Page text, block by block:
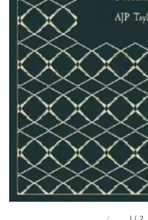
1 / 2